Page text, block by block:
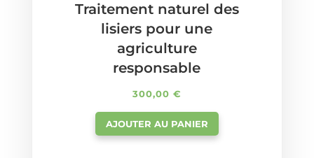
Traitement naturel des
lisiers pour une
agriculture
responsable
300,00 €
AJOUTER AU PANIER